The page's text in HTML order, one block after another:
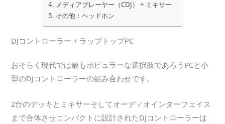
メディアプレーヤー（CDJ） + ミキサー
その他：ヘッドホン
DJコントローラー + ラップトップPC
おそらく現代では最もポピュラーな選択肢であろうPCと小
型のDJコントローラーの組み合わせです。
2台のデッキとミキサーそしてオーディオインターフェイス
まで合体させコンパクトに設計されたDJコントローラーは